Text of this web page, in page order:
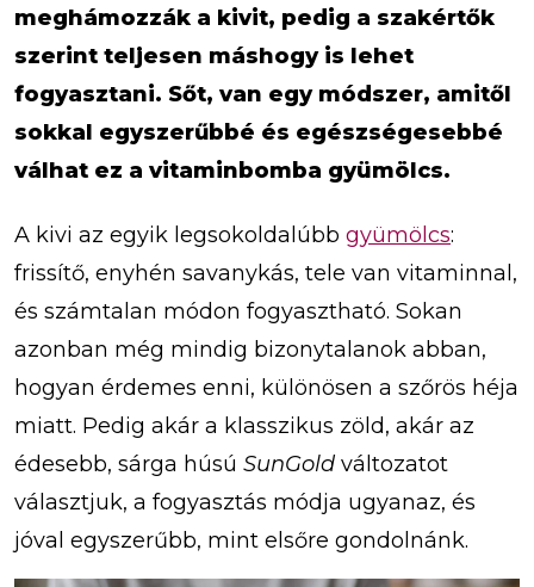
meghámozzák a kivit, pedig a szakértők
szerint teljesen máshogy is lehet
fogyasztani. Sőt, van egy módszer, amitől
sokkal egyszerűbbé és egészségesebbé
válhat ez a vitaminbomba gyümölcs.
A kivi az egyik legsokoldalúbb gyümölcs:
frissítő, enyhén savanykás, tele van vitaminnal,
és számtalan módon fogyasztható. Sokan
azonban még mindig bizonytalanok abban,
hogyan érdemes enni, különösen a szőrös héja
miatt. Pedig akár a klasszikus zöld, akár az
édesebb, sárga húsú SunGold változatot
választjuk, a fogyasztás módja ugyanaz, és
jóval egyszerűbb, mint elsőre gondolnánk.